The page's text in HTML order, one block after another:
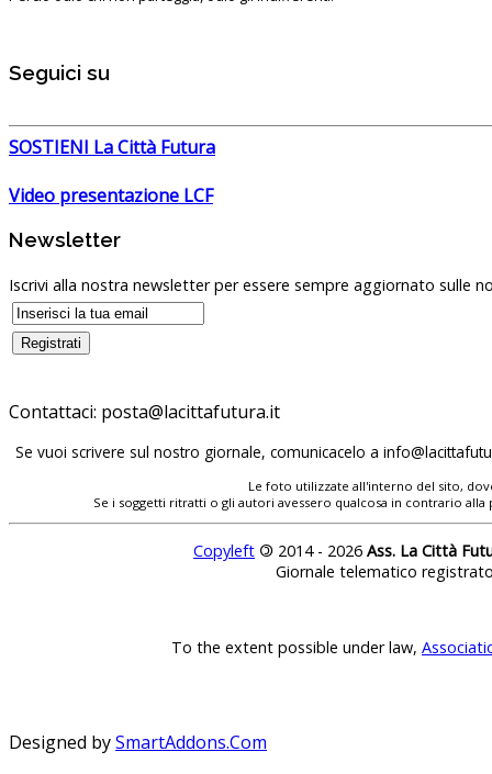
Seguici su
SOSTIENI La Città Futura
Video presentazione LCF
Newsletter
Iscrivi alla nostra newsletter per essere sempre aggiornato sulle
Contattaci:
Se vuoi scrivere sul nostro giornale, comunicacelo a
Le foto utilizzate all'interno del sito,
Se i soggetti ritratti o gli autori avessero qualcosa in contrario
Copyleft © 2014 - 2026 Ass. La Città
Giornale telematico
To the extent possible under law,
Designed bySmartAddons.Com